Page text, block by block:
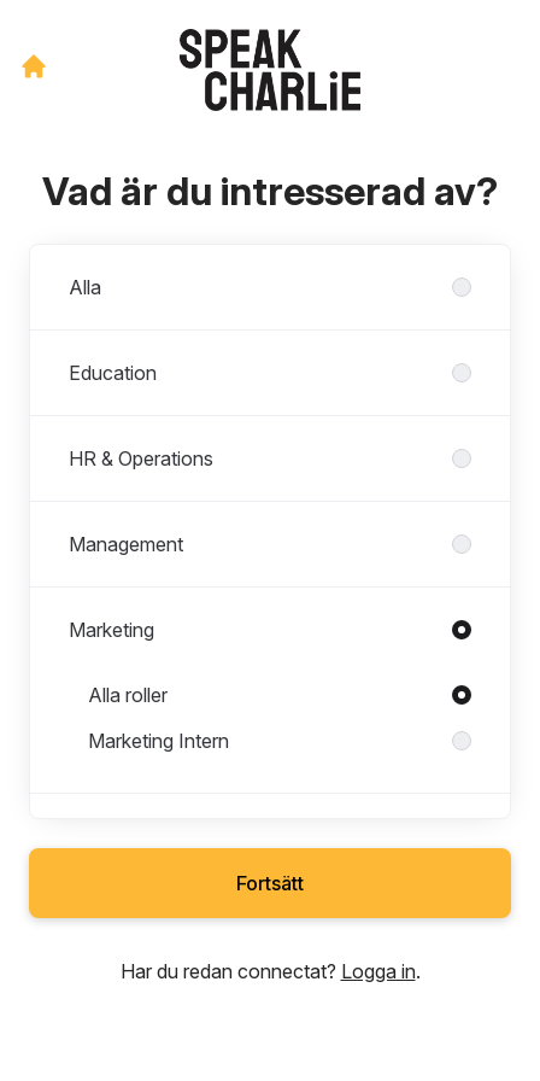
Vad är du intresserad av?
Alla
Education
HR & Operations
Management
Marketing
Roller i Marketing
Alla roller
Marketing Intern
Fortsätt
Har du redan connectat? Logga in.